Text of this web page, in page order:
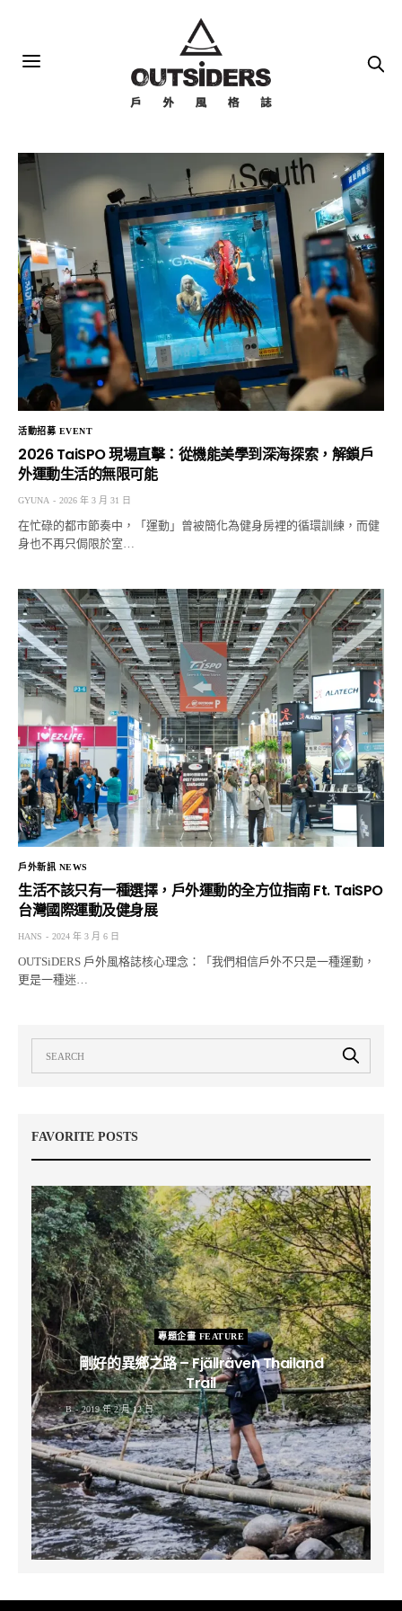
活動招募 EVENT
2026 TaiSPO 現場直擊：從機能美學到深海探索，解鎖戶
外運動生活的無限可能
GYUNA 2026 年 3 月 31 日
在忙碌的都市節奏中，「運動」曾被簡化為健身房裡的循環訓練，而健
身也不再只侷限於室…
戶外新訊 NEWS
生活不該只有一種選擇，戶外運動的全方位指南 Ft. TaiSPO
台灣國際運動及健身展
HANS 2024 年 3 月 6 日
OUTSiDERS 戶外風格誌核心理念：「我們相信戶外不只是一種運動，
更是一種迷…
FAVORITE POSTS
專題企畫 FEATURE
剛好的異鄉之路 – Fjällräven Thailand
Trail
B 2019 年 2 月 12 日